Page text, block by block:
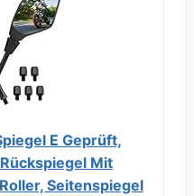
E Geprüft,
Mit
Seitenspiegel